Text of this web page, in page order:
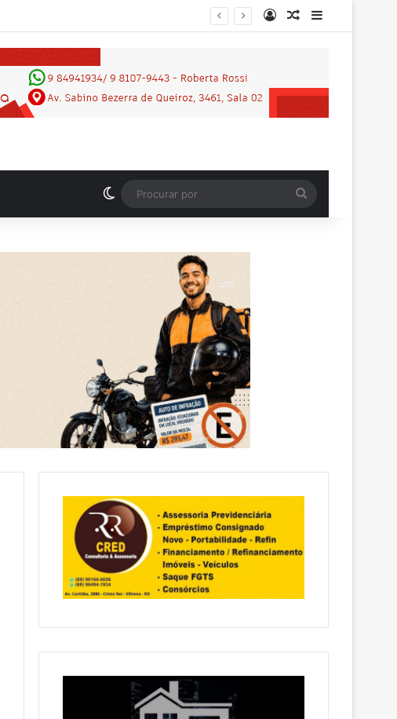
EntrarArtigo aleatório
Switch skin
por